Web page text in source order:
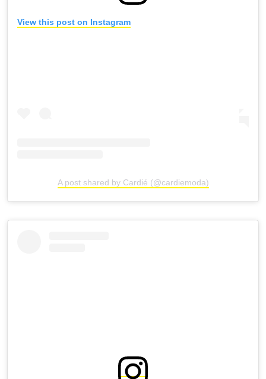
View this post on Instagram
A post shared by Cardié (@cardiemoda)